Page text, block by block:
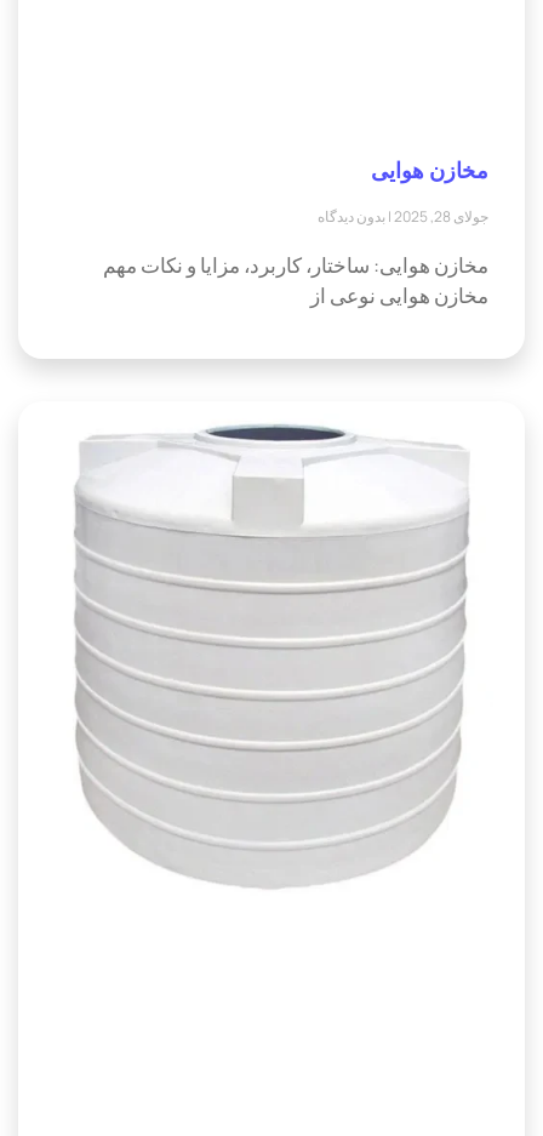
مخازن هوایی
جولای 28, 2025 بدون دیدگاه
مخازن هوایی: ساختار، کاربرد، مزایا و نکات مهم
مخازن هوایی نوعی از